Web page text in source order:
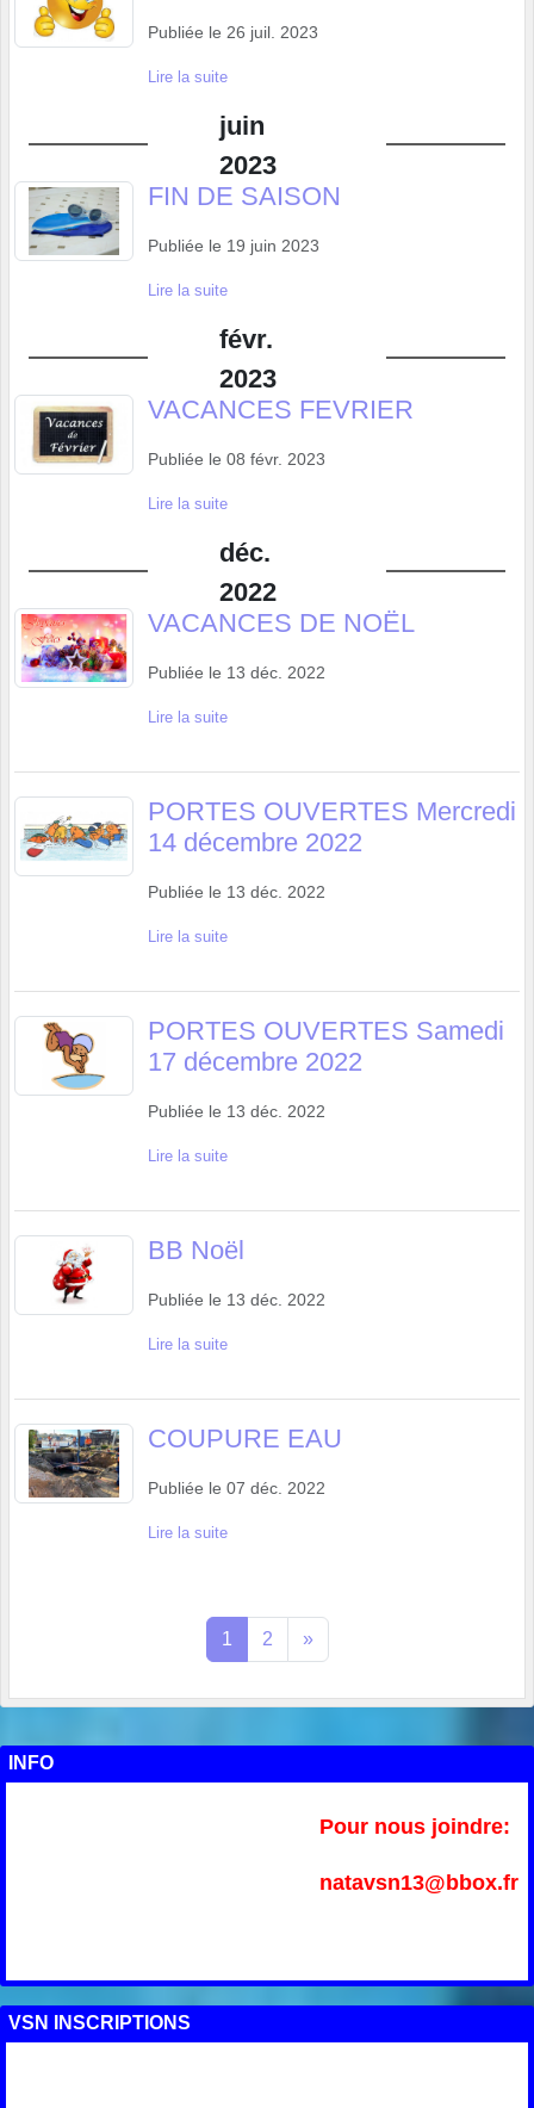
Publiée le 26 juil. 2023
Lire la suite
juin
2023
FIN DE SAISON
Publiée le 19 juin 2023
Lire la suite
févr.
2023
VACANCES FEVRIER
Publiée le 08 févr. 2023
Lire la suite
déc.
2022
VACANCES DE NOËL
Publiée le 13 déc. 2022
Lire la suite
PORTES OUVERTES Mercredi
14 décembre 2022
Publiée le 13 déc. 2022
Lire la suite
PORTES OUVERTES Samedi
17 décembre 2022
Publiée le 13 déc. 2022
Lire la suite
BB Noël
Publiée le 13 déc. 2022
Lire la suite
COUPURE EAU
Publiée le 07 déc. 2022
Lire la suite
1 2 »
INFO
Pour nous joindre:
natavsn13@bbox.fr
VSN INSCRIPTIONS